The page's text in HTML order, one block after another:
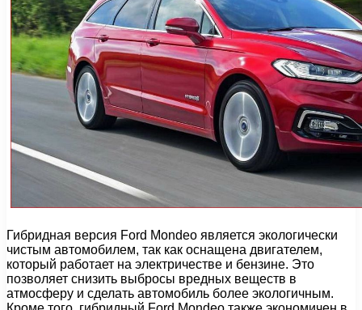
Гибридная версия Ford Mondeo является экологически
чистым автомобилем, так как оснащена двигателем,
который работает на электричестве и бензине. Это
позволяет снизить выбросы вредных веществ в
атмосферу и сделать автомобиль более экологичным.